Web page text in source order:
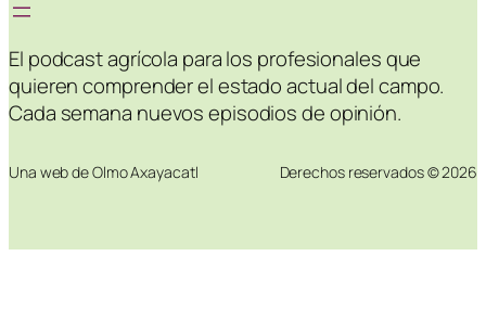
El podcast agrícola para los profesionales que
quieren comprender el estado actual del campo.
Cada semana nuevos episodios de opinión.
Una web de Olmo Axayacatl Derechos reservados © 2026